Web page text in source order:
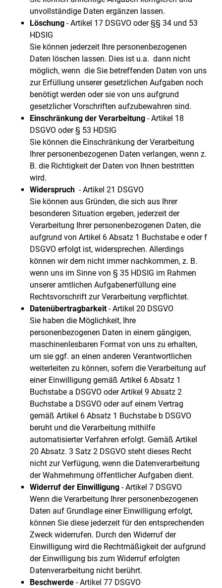
unvollständige Daten ergänzen lassen.
Löschung - Artikel 17 DSGVO oder §§ 34 und 53
HDSIG
Sie können jederzeit Ihre personenbezogenen
Daten löschen lassen. Dies ist u.a. dann nicht
möglich, wenn die Sie betreffenden Daten von uns
zur Erfüllung unserer gesetzlichen Aufgaben noch
benötigt werden oder sie von uns aufgrund
gesetzlicher Vorschriften aufzubewahren sind.
Einschränkung der Verarbeitung - Artikel 18
DSGVO oder § 53 HDSIG
Sie können die Einschränkung der Verarbeitung
Ihrer personenbezogenen Daten verlangen, wenn z.
B. die Richtigkeit der Daten von Ihnen bestritten
wird.
Widerspruch - Artikel 21 DSGVO
Sie können aus Gründen, die sich aus Ihrer
besonderen Situation ergeben, jederzeit der
Verarbeitung Ihrer personenbezogenen Daten, die
aufgrund von Artikel 6 Absatz 1 Buchstabe e oder f
DSGVO erfolgt ist, widersprechen. Allerdings
können wir dem nicht immer nachkommen, z. B.
wenn uns im Sinne von § 35 HDSIG im Rahmen
unserer amtlichen Aufgabenerfüllung eine
Rechtsvorschrift zur Verarbeitung verpflichtet.
Datenübertragbarkeit- Artikel 20 DSGVO
Sie haben die Möglichkeit, Ihre
personenbezogenen Daten in einem gängigen,
maschinenlesbaren Format von uns zu erhalten,
um sie ggf. an einen anderen Verantwortlichen
weiterleiten zu können, sofern die Verarbeitung auf
einer Einwilligung gemäß Artikel 6 Absatz 1
Buchstabe a DSGVO oder Artikel 9 Absatz 2
Buchstabe a DSGVO oder auf einem Vertrag
gemäß Artikel 6 Absatz 1 Buchstabe b DSGVO
beruht und die Verarbeitung mithilfe
automatisierter Verfahren erfolgt. Gemäß Artikel
20 Absatz. 3 Satz 2 DSGVO steht dieses Recht
nicht zur Verfügung, wenn die Datenverarbeitung
der Wahrnehmung öffentlicher Aufgaben dient.
Widerruf der Einwilligung - Artikel 7 DSGVO
Wenn die Verarbeitung Ihrer personenbezogenen
Daten auf Grundlage einer Einwilligung erfolgt,
können Sie diese jederzeit für den entsprechenden
Zweck widerrufen. Durch den Widerruf der
Einwilligung wird die Rechtmäßigkeit der aufgrund
der Einwilligung bis zum Widerruf erfolgten
Datenverarbeitung nicht berührt.
Beschwerde - Artikel 77 DSGVO